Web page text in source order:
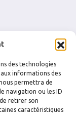
des technologies
informations des
permettra de
navigation ou les ID
retirer son
caractéristiques